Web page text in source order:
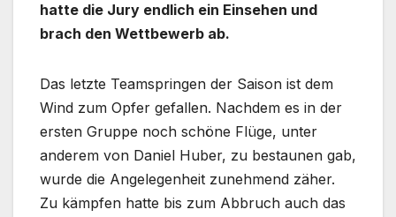
hatte die Jury endlich ein Einsehen und
brach den Wettbewerb ab.
Das letzte Teamspringen der Saison ist dem
Wind zum Opfer gefallen. Nachdem es in der
ersten Gruppe noch schöne Flüge, unter
anderem von Daniel Huber, zu bestaunen gab,
wurde die Angelegenheit zunehmend zäher.
Zu kämpfen hatte bis zum Abbruch auch das